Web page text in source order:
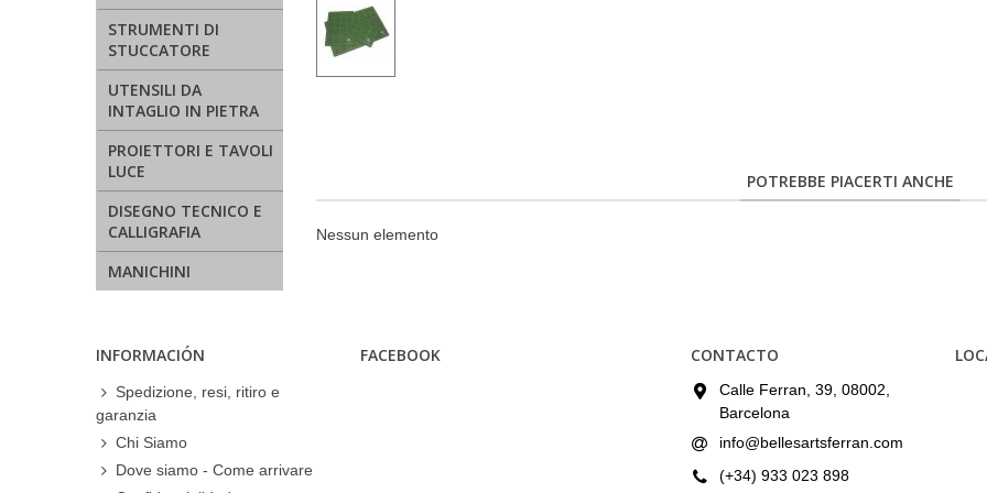
STRUMENTI DI
STUCCATORE
UTENSILI DA
INTAGLIO IN PIETRA
PROIETTORI E TAVOLI
LUCE
DISEGNO TECNICO E
CALLIGRAFIA
MANICHINI
POTREBBE PIACERTI ANCHE
Nessun elemento
INFORMACIÓN
Spedizione, resi, ritiro e
garanzia
Chi Siamo
Dove siamo - Come arrivare
FACEBOOK CONTACTO
Calle Ferran, 39, 08002,
Barcelona
info@bellesartsferran.com
(+34) 933 023 898